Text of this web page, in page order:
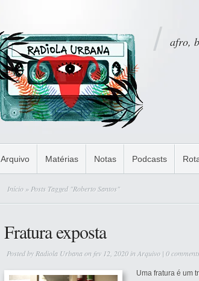
afro,
Arquivo Matérias Notas Podcasts
Início » Posts Tagged "Roberto Santos"
Fratura exposta
Posted by Radiola Urbanaon fev 12, 2020 inArquivo | 0
Uma fratura é um